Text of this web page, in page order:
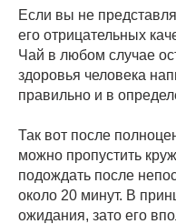
Если вы не
его отрицательных
Чай в любом случае
здоровья человека
правильно и в
Так вот после
можно пропустить
подождать после
около 20 минут. В
ожидания, зато его